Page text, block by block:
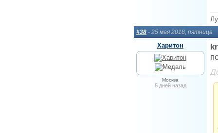
#38 - 25 мая 2018, пятница
Харитон
Москва
5 дней назад